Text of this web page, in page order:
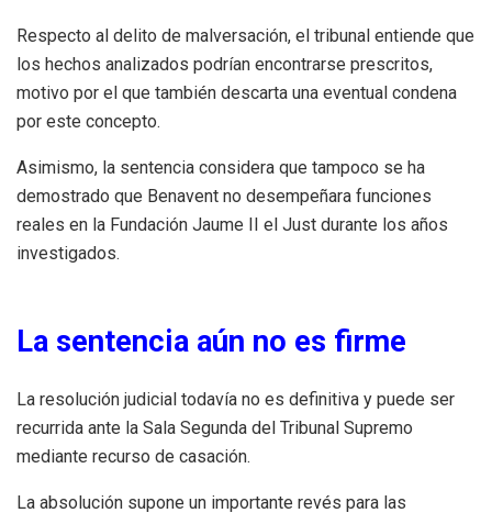
Respecto al delito de malversación, el tribunal entiende que
los hechos analizados podrían encontrarse prescritos,
motivo por el que también descarta una eventual condena
por este concepto.
Asimismo, la sentencia considera que tampoco se ha
demostrado que Benavent no desempeñara funciones
reales en la Fundación Jaume II el Just durante los años
investigados.
La sentencia aún no es firme
La resolución judicial todavía no es definitiva y puede ser
recurrida ante la Sala Segunda del Tribunal Supremo
mediante recurso de casación.
La absolución supone un importante revés para las